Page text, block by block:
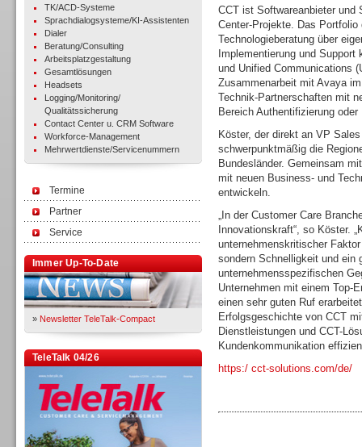
TK/ACD-Systeme
Sprachdialogsysteme/KI-Assistenten
Dialer
Beratung/Consulting
Arbeitsplatzgestaltung
Gesamtlösungen
Headsets
Logging/Monitoring/
Qualitätssicherung
Contact Center u. CRM Software
Workforce-Management
Mehrwertdienste/Servicenummern
Termine
Partner
Service
Immer Up-To-Date
» Newsletter TeleTalk-Compact
TeleTalk 04/26
CCT ist Softwareanbieter und
Center-Projekte. Das
Technologieberatung über
Implementierung und
und Unified Communications
Zusammenarbeit mit Avaya
Technik-Partnerschaften mit
Bereich Authentifizierung oder
Köster, der direkt an VP
schwerpunktmäßig die
Bundesländer. Gemeinsam
mit neuen Business- und
entwickeln.
„In der Customer Care
Innovationskraft“, so Köster.
unternehmenskritischer
sondern Schnelligkeit und ein
unternehmensspezifischen
Unternehmen mit einem Top-
einen sehr guten Ruf
Erfolgsgeschichte von CCT
Dienstleistungen und CCT-
Kundenkommunikation
https:/ cct-solutions.com/de/